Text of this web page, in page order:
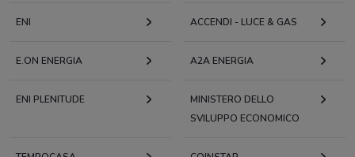
ENI ACCENDI - LUCE & GAS
E.ON ENERGIA A2A ENERGIA
ENI PLENITUDE
MINISTERO DELLO
SVILUPPO ECONOMICO